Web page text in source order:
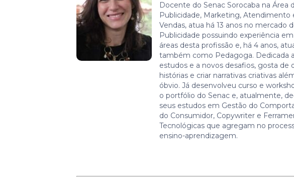
Docente do Senac Sorocaba na Área
Publicidade, Marketing, Atendimento
Vendas, atua há 13 anos no mercado
Publicidade possuindo experiência
áreas desta profissão e, há 4 anos,
também como Pedagoga. Dedicada
estudos e a novos desafios, gosta de
histórias e criar narrativas criativas
óbvio. Já desenvolveu curso e
o portfólio do Senac e, atualmente,
seus estudos em Gestão do
do Consumidor, Copywriter e
Tecnológicas que agregam no
ensino-aprendizagem.